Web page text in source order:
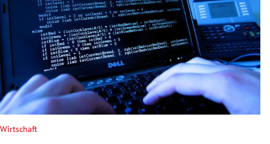
Wirtschaft